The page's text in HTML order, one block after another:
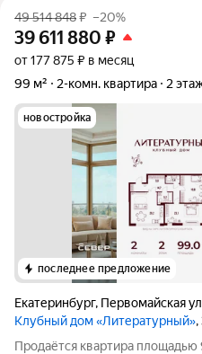
49 514 848₽ –20%
39 611 880 ₽
от 177 875 ₽ в месяц
99 м²
2-комн. квартира 2
новостройка
последнее предложение
Екатеринбург, Первомайская
Клубный дом «Литературный»
Продаётся квартира